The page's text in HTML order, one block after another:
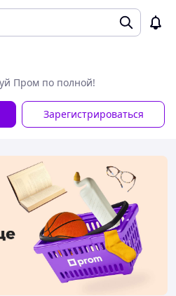
Пром по полной!
Зарегистрироваться